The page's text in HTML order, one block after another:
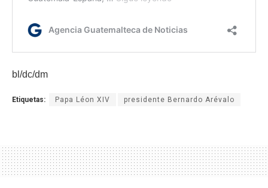
bl/dc/dm
Etiquetas: Papa Léon XIV presidente Bernardo Arévalo